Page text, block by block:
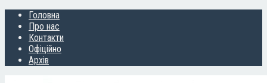
Головна
Про нас
Контакти
Офіційно
Архів